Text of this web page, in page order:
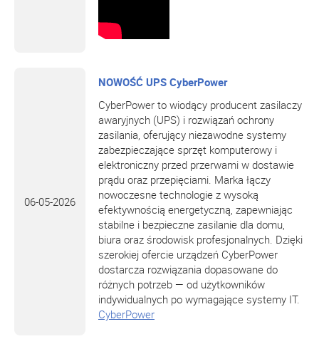
06-05-2026
NOWOŚĆ UPS CyberPower
CyberPower to wiodący producent zasilaczy
awaryjnych (UPS) i rozwiązań ochrony
zasilania, oferujący niezawodne systemy
zabezpieczające sprzęt komputerowy i
elektroniczny przed przerwami w dostawie
prądu oraz przepięciami. Marka łączy
nowoczesne technologie z wysoką
efektywnością energetyczną, zapewniając
stabilne i bezpieczne zasilanie dla domu,
biura oraz środowisk profesjonalnych. Dzięki
szerokiej ofercie urządzeń CyberPower
dostarcza rozwiązania dopasowane do
różnych potrzeb — od użytkowników
indywidualnych po wymagające systemy IT.
CyberPower